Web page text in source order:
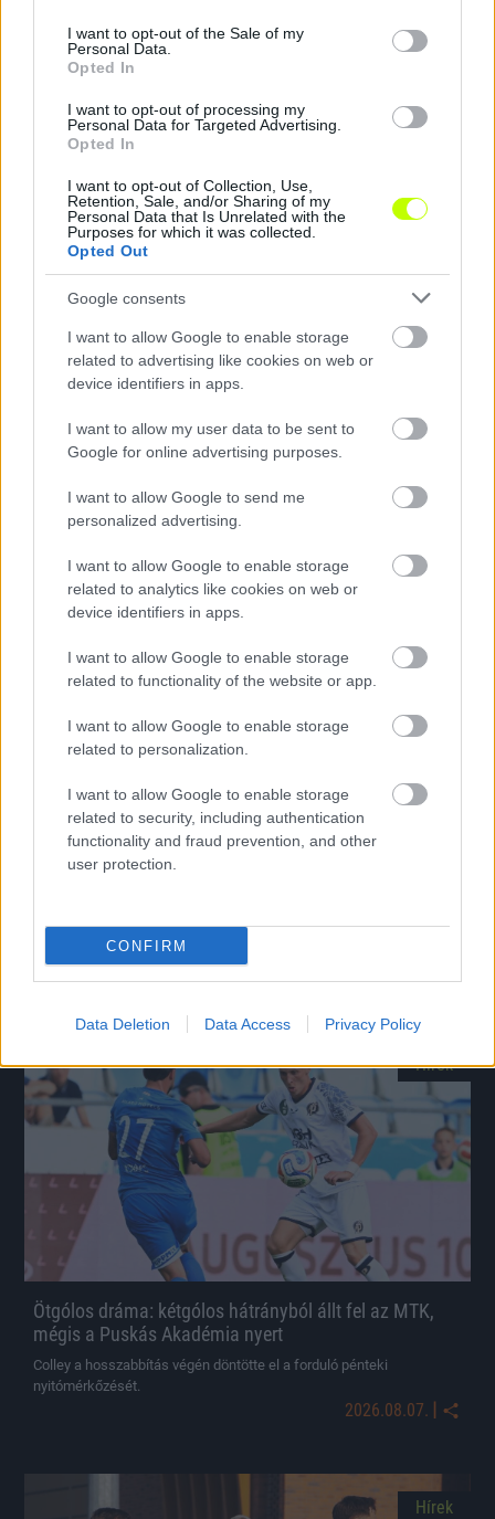
consent section.
I want to opt-out of the Sale of my
Personal Data.
Opted In
I want to opt-out of processing my
Personal Data for Targeted Advertising.
Opted In
I want to opt-out of Collection, Use,
Retention, Sale, and/or Sharing of my
Personal Data that Is Unrelated with the
Purposes for which it was collected.
Opted Out
Google consents
I want to allow Google to enable storage
related to advertising like cookies on web or
device identifiers in apps.
I want to allow my user data to be sent to
Google for online advertising purposes.
I want to allow Google to send me
personalized advertising.
I want to allow Google to enable storage
related to analytics like cookies on web or
device identifiers in apps.
I want to allow Google to enable storage
related to functionality of the website or app.
I want to allow Google to enable storage
related to personalization.
I want to allow Google to enable storage
related to security, including authentication
functionality and fraud prevention, and other
user protection.
CONFIRM
Data Deletion Data Access Privacy Policy
KAPCSOLÓDÓ HÍREK
Az NB II 2026–2027-es idényének 3. fordulójában a szombati
mérkőzések eredményei, gólszerzői és legfontosabb történései egy
2026.08.08.
Pinezits bosszús a „szétvideózott” bekapott gól miatt,
a csapata küzdőszellemét emelte ki a pénteki rangadó után.
Hírek
Ötgólos dráma: kétgólos hátrányból állt fel az MTK,
mégis a Puskás Akadémia nyert
Colley a hosszabbítás végén döntötte el a forduló pénteki
nyitómérkőzését.
2026.08.07. |
Hírek